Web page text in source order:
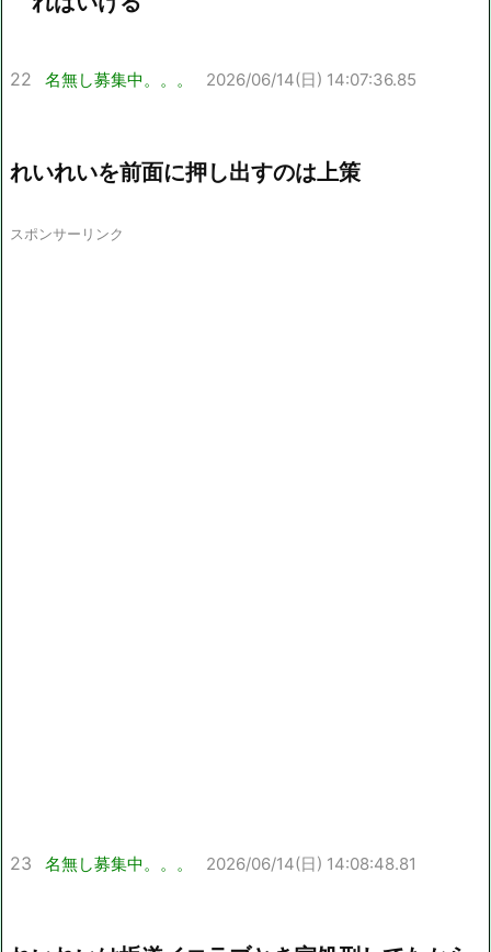
22 名無し募集中。。。 2026/06/14(日) 14:07:36.85
れいれいを前面に押し出すのは上策
スポンサーリンク
23 名無し募集中。。。 2026/06/14(日) 14:08:48.81